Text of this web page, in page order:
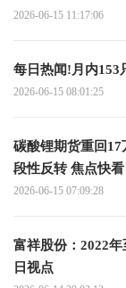
2026-06-15 11:17:06
每日热闻!月内153
2026-06-15 08:01:25
碳酸锂期货重回
段性反转 焦点快看
2026-06-15 07:09:28
富祥股份：2022
日视点